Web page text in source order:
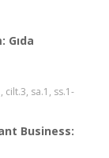
Gıda
, cilt.3, sa.1, ss.1-
Business: